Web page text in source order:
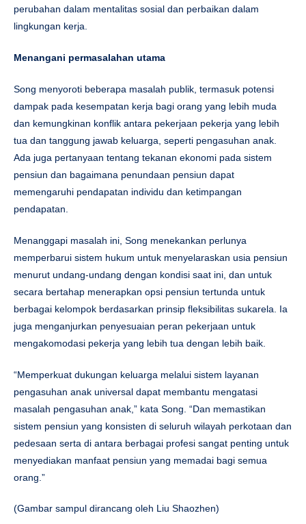
perubahan dalam mentalitas sosial dan perbaikan dalam
lingkungan kerja.
Menangani permasalahan utama
Song menyoroti beberapa masalah publik, termasuk potensi
dampak pada kesempatan kerja bagi orang yang lebih muda
dan kemungkinan konflik antara pekerjaan pekerja yang lebih
tua dan tanggung jawab keluarga, seperti pengasuhan anak.
Ada juga pertanyaan tentang tekanan ekonomi pada sistem
pensiun dan bagaimana penundaan pensiun dapat
memengaruhi pendapatan individu dan ketimpangan
pendapatan.
Menanggapi masalah ini, Song menekankan perlunya
memperbarui sistem hukum untuk menyelaraskan usia pensiun
menurut undang-undang dengan kondisi saat ini, dan untuk
secara bertahap menerapkan opsi pensiun tertunda untuk
berbagai kelompok berdasarkan prinsip fleksibilitas sukarela. Ia
juga menganjurkan penyesuaian peran pekerjaan untuk
mengakomodasi pekerja yang lebih tua dengan lebih baik.
“Memperkuat dukungan keluarga melalui sistem layanan
pengasuhan anak universal dapat membantu mengatasi
masalah pengasuhan anak,” kata Song. “Dan memastikan
sistem pensiun yang konsisten di seluruh wilayah perkotaan dan
pedesaan serta di antara berbagai profesi sangat penting untuk
menyediakan manfaat pensiun yang memadai bagi semua
orang.”
(Gambar sampul dirancang oleh Liu Shaozhen)